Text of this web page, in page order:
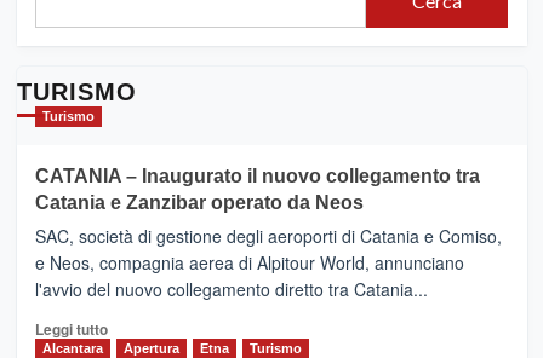
TURISMO
Turismo
CATANIA – Inaugurato il nuovo collegamento tra
Catania e Zanzibar operato da Neos
SAC, società di gestione degli aeroporti di Catania e Comiso,
e Neos, compagnia aerea di Alpitour World, annunciano
l'avvio del nuovo collegamento diretto tra Catania...
Leggi tuttoLeggi
Alcantara Apertura Etna Turismo